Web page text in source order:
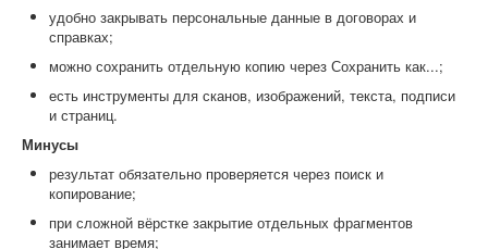
удобно закрывать персональные данные в договорах и
справках;
можно сохранить отдельную копию через Сохранить как...;
есть инструменты для сканов, изображений, текста, подписи
и страниц.
Минусы
результат обязательно проверяется через поиск и
копирование;
при сложной вёрстке закрытие отдельных фрагментов
занимает время;